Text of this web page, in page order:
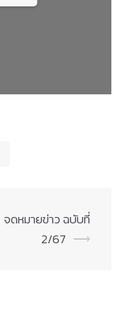
จดหมายข่าว ฉบับที่
2/67 ⟶